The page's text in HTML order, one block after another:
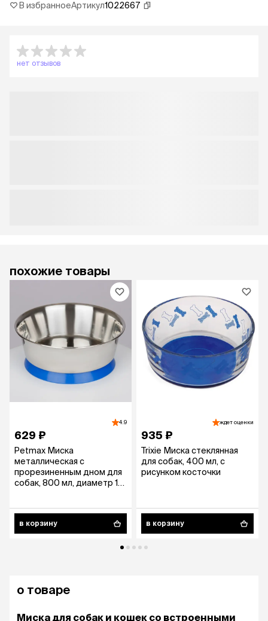
В избранноеАртикул1022667
нет отзывов
похожие товары
4.9
629 ₽
Petmax Миска
металлическая с
прорезиненным дном для
собак, 800 мл, диаметр 17
в корзину
ждет оценки
935 ₽
Trixie Миска стеклянная
для собак, 400 мл, с
рисунком косточки
в корзину
о товаре
Миска для собак и кошек со встроенными